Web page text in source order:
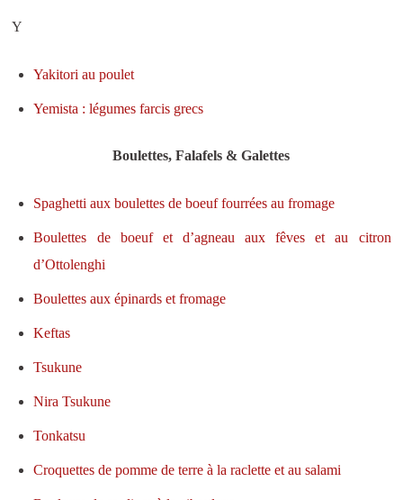
Y
Yakitori au poulet
Yemista : légumes farcis grecs
Boulettes, Falafels & Galettes
Spaghetti aux boulettes de boeuf fourrées au fromage
Boulettes de boeuf et d’agneau aux fêves et au citron
d’Ottolenghi
Boulettes aux épinards et fromage
Keftas
Tsukune
Nira Tsukune
Tonkatsu
Croquettes de pomme de terre à la raclette et au salami